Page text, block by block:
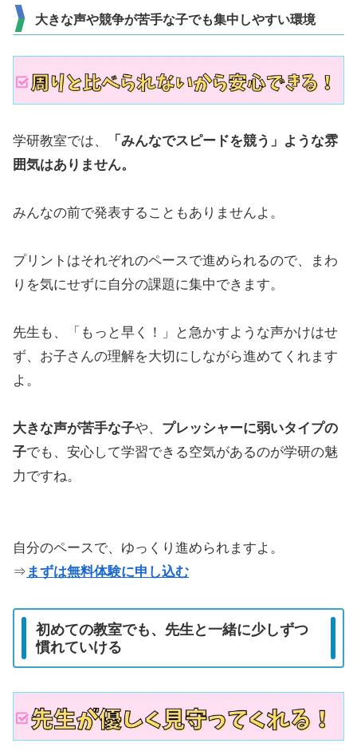
大きな声や競争が苦手な子でも集中しやすい環境
学研教室では、
「みんなでスピードを競う」ような雰
囲気はありません。
みんなの前で発表することもありませんよ。
プリントはそれぞれのペースで進められるので、まわ
りを気にせずに自分の課題に集中できます。
先生も、「もっと早く！」と急かすような声かけはせ
ず、お子さんの理解を大切にしながら進めてくれます
よ。
大きな声が苦手な子や、 プレッシャーに弱いタイプの
子でも、安心して学習できる空気があるのが学研の魅
力ですね。
自分のペースで、ゆっくり進められますよ。
⇒ まずは無料体験に申し込む
初めての教室でも、先生と一緒に少しずつ
慣れていける